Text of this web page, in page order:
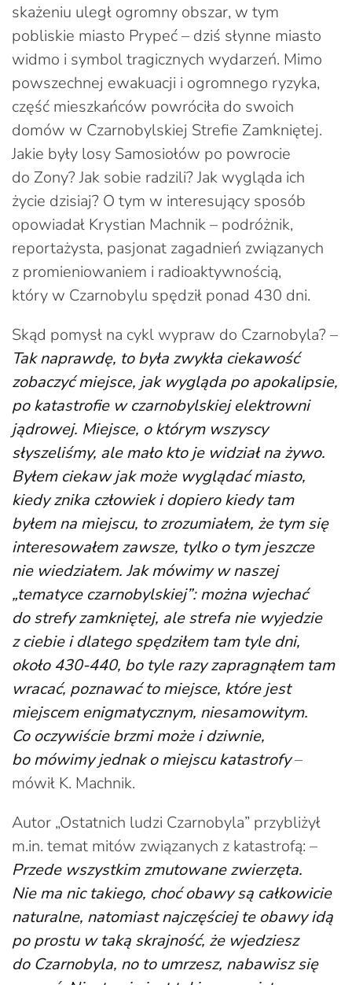
skażeniu uległ ogromny obszar, w tym
pobliskie miasto Prypeć – dziś słynne miasto
widmo i symbol tragicznych wydarzeń. Mimo
powszechnej ewakuacji i ogromnego ryzyka,
część mieszkańców powróciła do swoich
domów w Czarnobylskiej Strefie Zamkniętej.
Jakie były losy Samosiołów po powrocie
do Zony? Jak sobie radzili? Jak wygląda ich
życie dzisiaj? O tym w interesujący sposób
opowiadał Krystian Machnik – podróżnik,
reportażysta, pasjonat zagadnień związanych
z promieniowaniem i radioaktywnością,
który w Czarnobylu spędził ponad 430 dni.
Skąd pomysł na cykl wypraw do Czarnobyla? –
Tak naprawdę, to była zwykła ciekawość
zobaczyć miejsce, jak wygląda po apokalipsie,
po katastrofie w czarnobylskiej elektrowni
jądrowej. Miejsce, o którym wszyscy
słyszeliśmy, ale mało kto je widział na żywo.
Byłem ciekaw jak może wyglądać miasto,
kiedy znika człowiek i dopiero kiedy tam
byłem na miejscu, to zrozumiałem, że tym się
interesowałem zawsze, tylko o tym jeszcze
nie wiedziałem. Jak mówimy w naszej
„tematyce czarnobylskiej”: można wjechać
do strefy zamkniętej, ale strefa nie wyjedzie
z ciebie i dlatego spędziłem tam tyle dni,
około 430-440, bo tyle razy zapragnąłem tam
wracać, poznawać to miejsce, które jest
miejscem enigmatycznym, niesamowitym.
Co oczywiście brzmi może i dziwnie,
bo mówimy jednak o miejscu katastrofy–
mówił K. Machnik.
Autor „Ostatnich ludzi Czarnobyla” przybliżył
m.in. temat mitów związanych z katastrofą: –
Przede wszystkim zmutowane zwierzęta.
Nie ma nic takiego, choć obawy są całkowicie
naturalne, natomiast najczęściej te obawy idą
po prostu w taką skrajność, że wjedziesz
do Czarnobyla, no to umrzesz, nabawisz się